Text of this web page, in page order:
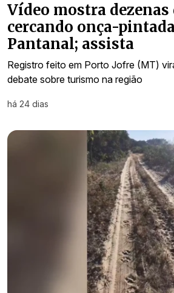
Vídeo mostra dezenas
cercando onça-
Pantanal; assista
Registro feito em Porto Jofre (MT)
debate sobre turismo na região
há 24 dias